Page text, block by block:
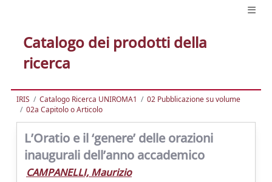
Catalogo dei prodotti della
ricerca
IRIS Catalogo Ricerca UNIROMA1
02 Pubblicazione su volume
02a Capitolo o Articolo
L’Oratio e il ‘genere’ delle orazioni
inaugurali dell’anno accademico
CAMPANELLI, Maurizio